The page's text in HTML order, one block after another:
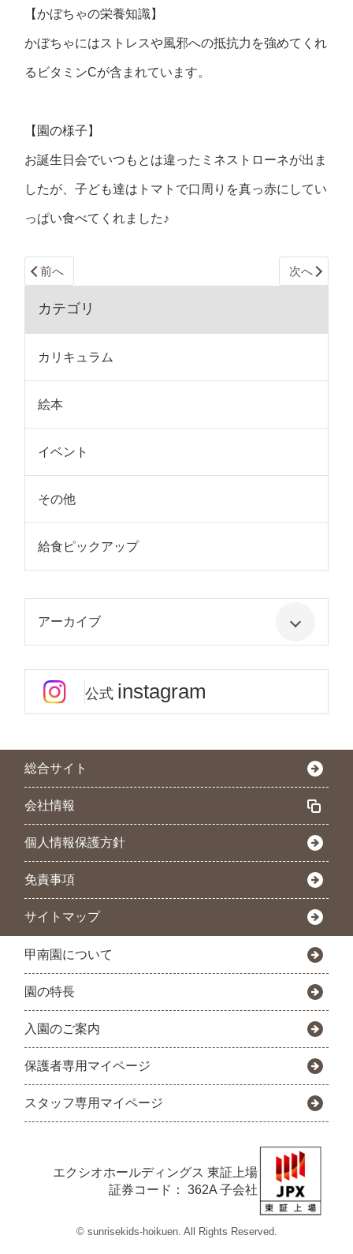
【かぼちゃの栄養知識】
かぼちゃにはストレスや風邪への抵抗力を強めてくれ
るビタミンCが含まれています。
【園の様子】
お誕生日会でいつもとは違ったミネストローネが出ま
したが、子ども達はトマトで口周りを真っ赤にしてい
っぱい食べてくれました♪
前へ 次へ
カテゴリ
カリキュラム
絵本
イベント
その他
給食ピックアップ
アーカイブ
公式 instagram
総合サイト
会社情報
個人情報保護方針
免責事項
サイトマップ
甲南園について
園の特長
入園のご案内
保護者専用マイページ
スタッフ専用マイページ
エクシオホールディングス 東証上場
証券コード： 362A 子会社
© sunrisekids-hoikuen. All Rights Reserved.